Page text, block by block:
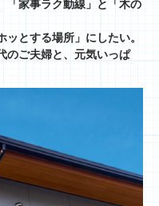
「家事ラク動線」と「木の
とする場所」にしたい。
のご夫婦と、元気いっぱ